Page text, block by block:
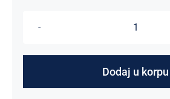
Metapure
Carb,
Dodaj u korpu